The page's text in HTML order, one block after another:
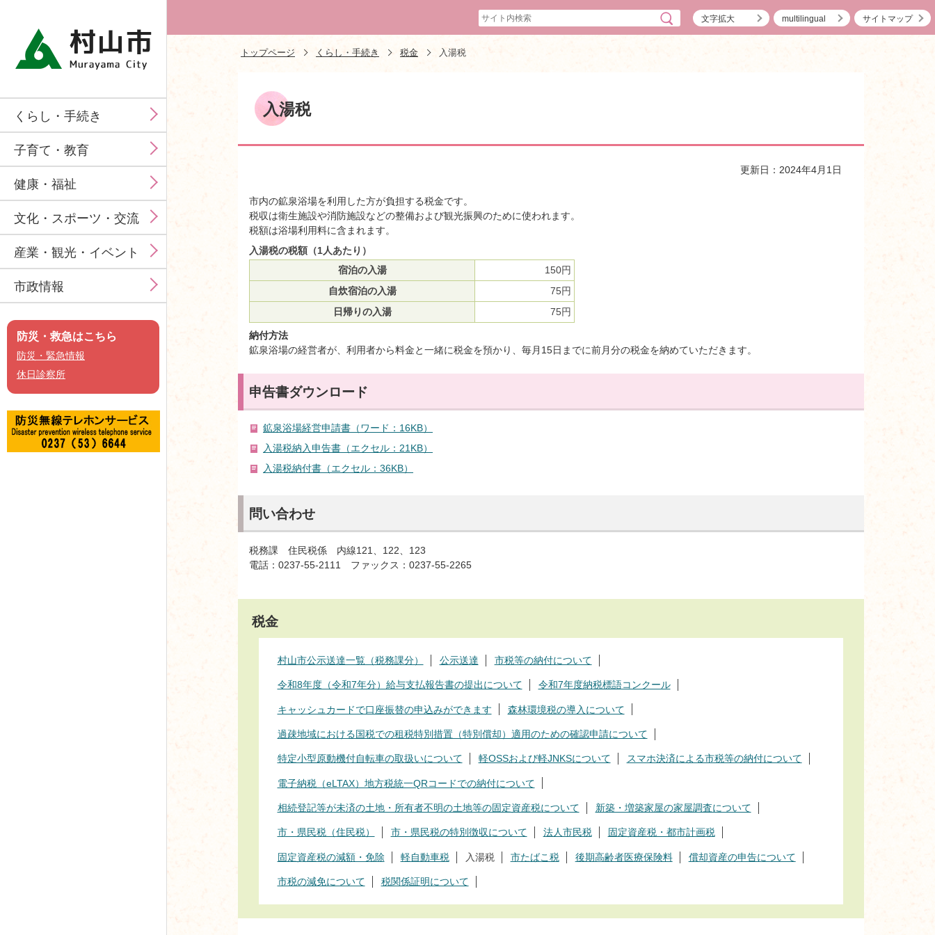
くらし・手続き
子育て・教育
健康・福祉
文化・スポーツ・交流
産業・観光・イベント
市政情報
防災・救急はこちら
防災・緊急情報
休日診察所
文字拡大 multilingual サイトマップ
トップページ くらし・手続き 税金 入湯税
入湯税
更新日：2024年4月1日
市内の鉱泉浴場を利用した方が負担する税金です。
税収は衛生施設や消防施設などの整備および観光振興のために使われます。
税額は浴場利用料に含まれます。
入湯税の税額（1人あたり）
宿泊の入湯
150円
自炊宿泊の入湯
75円
日帰りの入湯
75円
納付方法
鉱泉浴場の経営者が、利用者から料金と一緒に税金を預かり、毎月15日までに前月分の税金を納めていただきます。
申告書ダウンロード
鉱泉浴場経営申請書（ワード：16KB）
入湯税納入申告書（エクセル：21KB）
入湯税納付書（エクセル：36KB）
問い合わせ
税務課 住民税係 内線121、122、123
電話：0237-55-2111 ファックス：0237-55-2265
税金
村山市公示送達一覧（税務課分） 公示送達 市税等の納付について
令和8年度（令和7年分）給与支払報告書の提出について 令和7年度納税標語コンクール
キャッシュカードで口座振替の申込みができます 森林環境税の導入について
過疎地域における国税での租税特別措置（特別償却）適用のための確認申請について
特定小型原動機付自転車の取扱いについて 軽OSSおよび軽JNKSについて スマホ決済による市税等の納付について
電子納税（eLTAX）地方税統一QRコードでの納付について
相続登記等が未済の土地・所有者不明の土地等の固定資産税について 新築・増築家屋の家屋調査について
市・県民税（住民税） 市・県民税の特別徴収について 法人市民税 固定資産税・都市計画税
固定資産税の減額・免除 軽自動車税 入湯税 市たばこ税 後期高齢者医療保険料 償却資産の申告について
市税の減免について 税関係証明について